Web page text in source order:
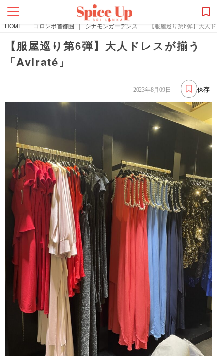
HOME | コロンボ首都圏 | シナモンガーデンズ | 【服屋巡り第6弾】大人
【服屋巡り第6弾】大人ドレスが揃う
「Aviraté」
保存
2023年8月09日